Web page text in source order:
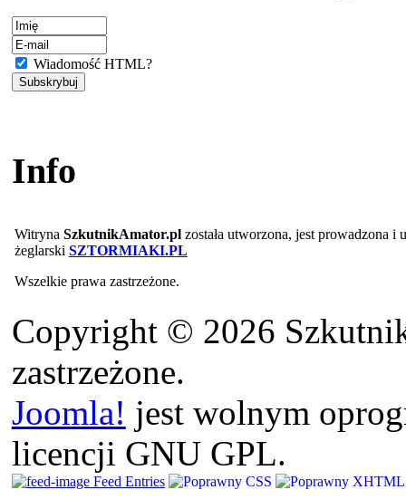
Wiadomość HTML?
Info
Witryna SzkutnikAmator.plzostała utworzona, jest prowadzona i
żeglarski SZTORMIAKI.PL
Wszelkie prawa zastrzeżone.
Copyright © 2026
zastrzeżone.
Joomla! jest wolnym
licencji GNU GPL.
Feed Entries